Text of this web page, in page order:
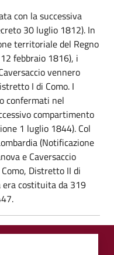
con la successiva
30 luglio 1812). In
territoriale del Regno
febbraio 1816), i
vennero
I di Como. I
confermati nel
compartimento
1 luglio 1844). Col
(Notificazione
e Caversaccio
Distretto II di
era costituita da 319